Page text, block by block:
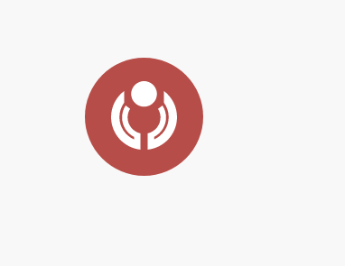
Санкт-Петербург